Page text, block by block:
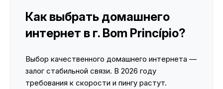
Как выбрать домашнего
интернет в г. Bom Princípio?
Выбор качественного домашнего интернета —
залог стабильной связи. В 2026 году
требования к скорости и пингу растут.